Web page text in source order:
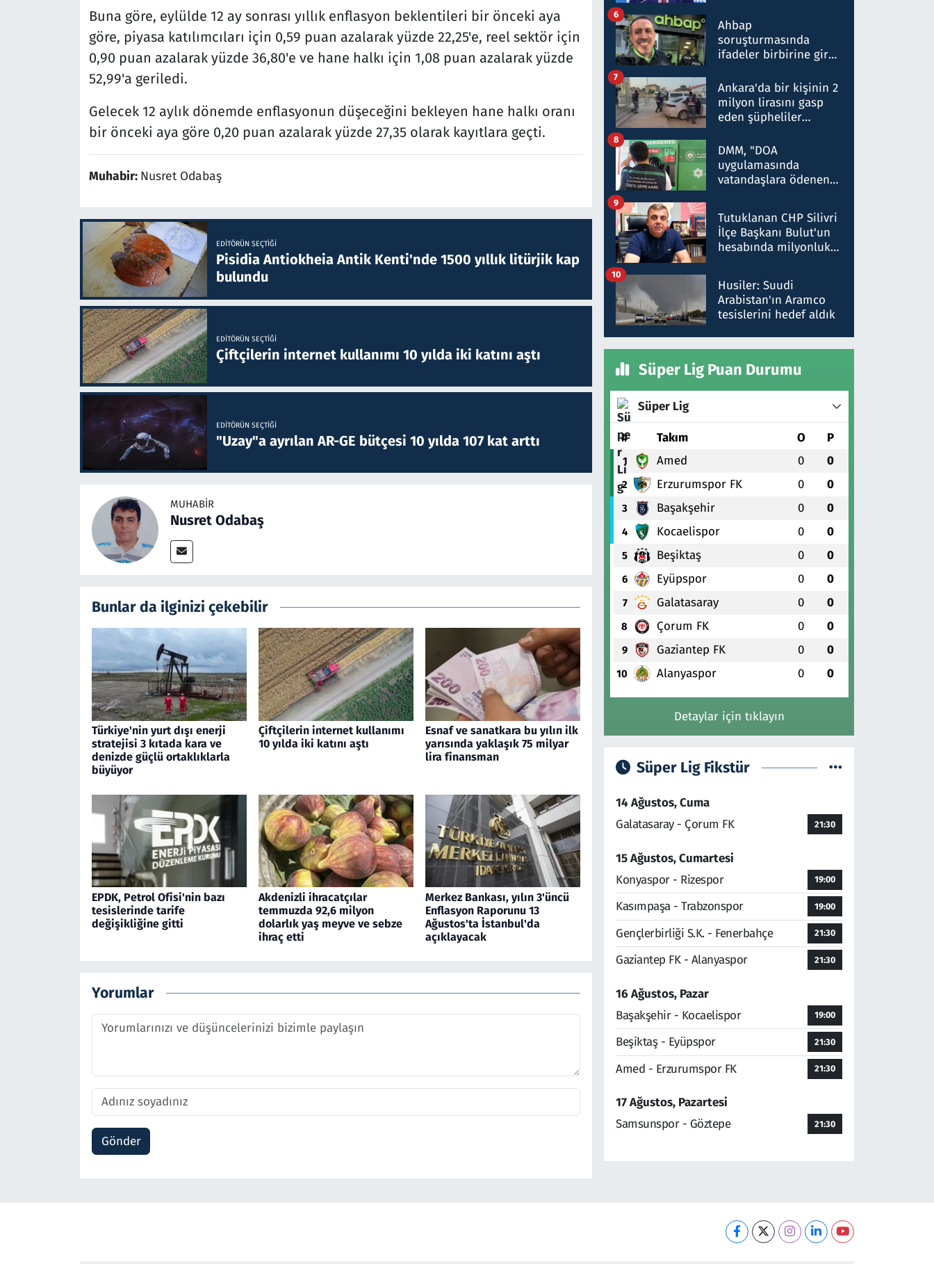
Buna göre, eylülde 12 ay sonrası yıllık enflasyon beklentileri bir önceki aya
göre, piyasa katılımcıları için 0,59 puan azalarak yüzde 22,25'e, reel sektör için
0,90 puan azalarak yüzde 36,80'e ve hane halkı için 1,08 puan azalarak yüzde
52,99'a geriledi.
Gelecek 12 aylık dönemde enflasyonun düşeceğini bekleyen hane halkı oranı
bir önceki aya göre 0,20 puan azalarak yüzde 27,35 olarak kayıtlara geçti.
Muhabir: Nusret Odabaş
EDITÖRÜN SEÇTIĞI
Pisidia Antiokheia Antik Kenti'nde 1500 yıllık litürjik kap
bulundu
EDITÖRÜN SEÇTIĞI
Çiftçilerin internet kullanımı 10 yılda iki katını aştı
EDITÖRÜN SEÇTIĞI
"Uzay"a ayrılan AR-GE bütçesi 10 yılda 107 kat arttı
MUHABIR
Nusret Odabaş
Bunlar da ilginizi çekebilir
Türkiye'nin yurt dışı enerji
stratejisi 3 kıtada kara ve
denizde güçlü ortaklıklarla
büyüyor
Çiftçilerin internet kullanımı
10 yılda iki katını aştı
Esnaf ve sanatkara bu yılın ilk
yarısında yaklaşık 75 milyar
lira finansman
EPDK, Petrol Ofisi'nin bazı
tesislerinde tarife
değişikliğine gitti
Akdenizli ihracatçılar
temmuzda 92,6 milyon
dolarlık yaş meyve ve sebze
ihraç etti
Merkez Bankası, yılın 3'üncü
Enflasyon Raporunu 13
Ağustos'ta İstanbul'da
açıklayacak
Yorumlar
Gönder
nitelikte olduğunu
belirtti
Ahbap
soruşturmasında
ifadeler birbirine girdi:
ifadelerinden ortaya
çıkan tablo şok etti
6
Ankara'da bir kişinin 2
milyon lirasını gasp
eden şüpheliler
7
DMM, "DOA
uygulamasında
vatandaşlara ödenen
düşürüldüğü" iddiasını
yalanladı
8
Tutuklanan CHP Silivri
İlçe Başkanı Bulut'un
hesabında milyonluk
talimat verdi, ben
gönderdim
9
Husiler: Suudi
Arabistan'ın Aramco
tesislerini hedef aldık
10
Süper Lig Puan Durumu
Süper Lig
# Takım O P
1 Amed 0 0
2 Erzurumspor FK 0 0
3 Başakşehir 0 0
4 Kocaelispor 0 0
5 Beşiktaş 0 0
6 Eyüpspor 0 0
7 Galatasaray 0 0
8 Çorum FK 0 0
9 Gaziantep FK 0 0
10 Alanyaspor 0 0
Detaylar için tıklayın
Süper Lig Fikstür
14 Ağustos, Cuma
Galatasaray - Çorum FK
21:30
15 Ağustos, Cumartesi
Konyaspor - Rizespor
19:00
Kasımpaşa - Trabzonspor 19:00
Gençlerbirliği S.K. - Fenerbahçe 21:30
Gaziantep FK - Alanyaspor 21:30
16 Ağustos, Pazar
Başakşehir - Kocaelispor
19:00
Beşiktaş - Eyüpspor 21:30
Amed - Erzurumspor FK 21:30
17 Ağustos, Pazartesi
Samsunspor - Göztepe
21:30